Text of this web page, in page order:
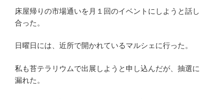
床屋帰りの市場通いを月１回のイベントにしようと話し
合った。
日曜日には、近所で開かれているマルシェに行った。
私も苔テラリウムで出展しようと申し込んだが、抽選に
漏れた。